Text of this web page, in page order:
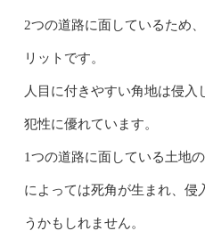
2つの道路に面しているため
リットです。
人目に付きやすい角地は侵
犯性に優れています。
1つの道路に面している土地
によっては死角が生まれ、侵
うかもしれません。